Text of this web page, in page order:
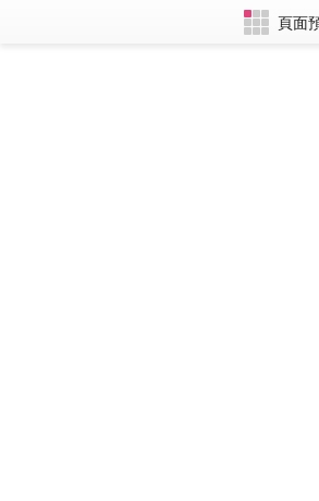
頁面